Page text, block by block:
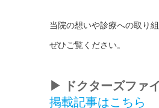
当院の想いや診療への取り
ぜひご覧ください。
▶︎ ドクターズファ
掲載記事はこちら